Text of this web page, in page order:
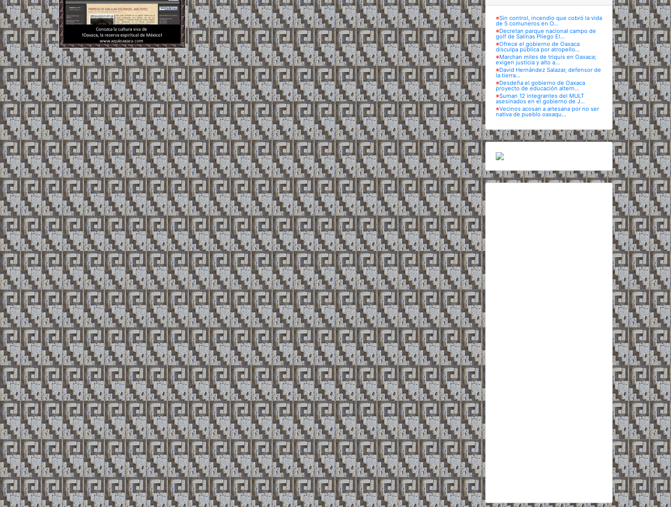
※Sin control, incendio que cobró la vida
de 5 comuneros en O...
※Decretan parque nacional campo de
golf de Salinas Pliego El...
※Ofrece el gobierno de Oaxaca
disculpa pública por atropello...
※Marchan miles de triquis en Oaxaca;
exigen justicia y alto a...
※David Hernández Salazar, defensor de
la tierra...
※Desdeña el gobierno de Oaxaca
proyecto de educación altern...
※Suman 12 integrantes del MULT
asesinados en el gobierno de J...
※Vecinos acosan a artesana por no ser
nativa de pueblo oaxaqu...